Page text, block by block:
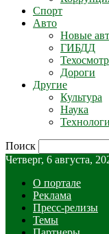
Спорт
Авто
Новые
ГИБДД
Техосмотр
Дороги
Другие
Культура
Наука
Поиск
Четверг, 6 августа,
О портале
Реклама
Пресс-релизы
Темы